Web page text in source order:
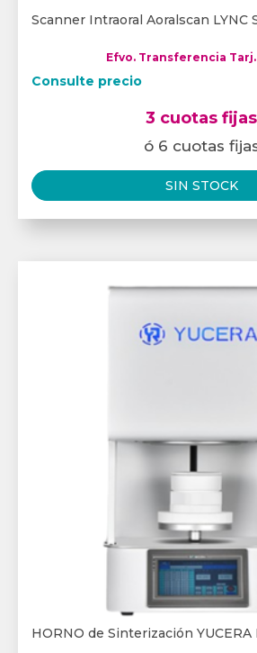
Scanner Intraoral Aoralscan LYNC
Efvo. Transferencia Tarj.
Consulte precio
3 cuotas fijas
ó 6 cuotas
SIN STOCK
HORNO de Sinterización YUCERA